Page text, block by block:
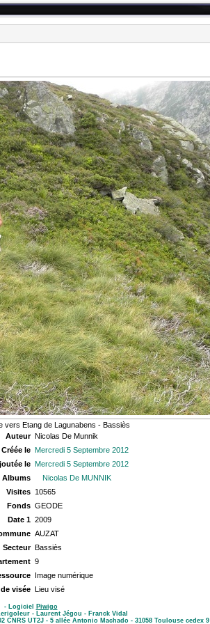
vers Etang de Lagunabens - Bassiès
Auteur Nicolas De Munnik
Créée le Mercredi 5 Septembre 2012
le Mercredi 5 Septembre 2012
Albums
Nicolas De MUNNIK
Visites 10565
Fonds GEODE
Date 1 2009
AUZAT
Secteur Bassiès
9
Image numérique
visée Lieu visé
- Logiciel
Piwigo
- Laurent Jégou - Franck Vidal
CNRS UT2J - 5 allée Antonio Machado - 31058 Toulouse cedex 9